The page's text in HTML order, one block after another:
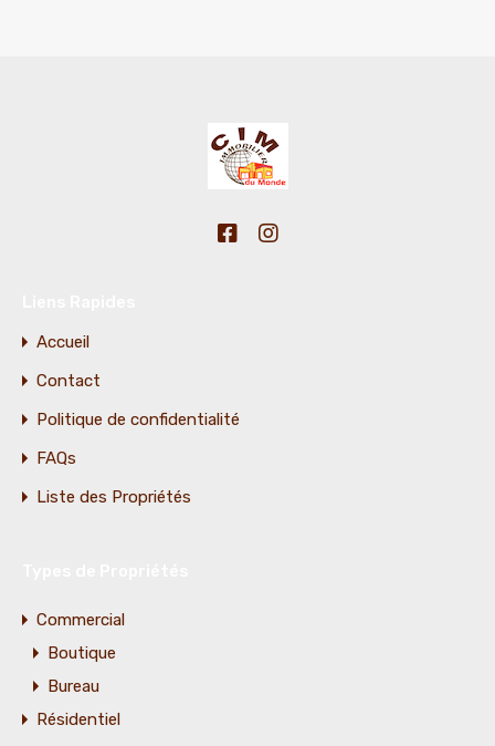
Accueil
Contact
Politique de confidentialité
FAQs
Liste des Propriétés
Commercial
Boutique
Bureau
Résidentiel